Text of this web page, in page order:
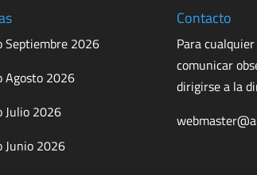
Septiembre 2026
Agosto 2026
Julio 2026
Junio 2026
Contacto
Para
comunicar
dirigirse a la